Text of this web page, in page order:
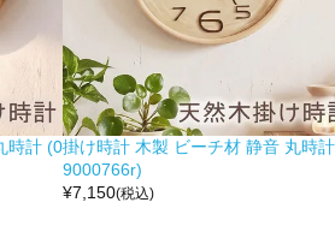
時計 (0掛け時計 木製 ビーチ材 静音 丸時
9000766r)
¥7,150(税込)